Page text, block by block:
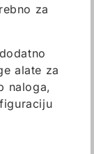
za
alate za
naloga,